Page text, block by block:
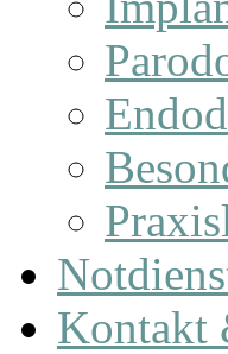
Kontakt